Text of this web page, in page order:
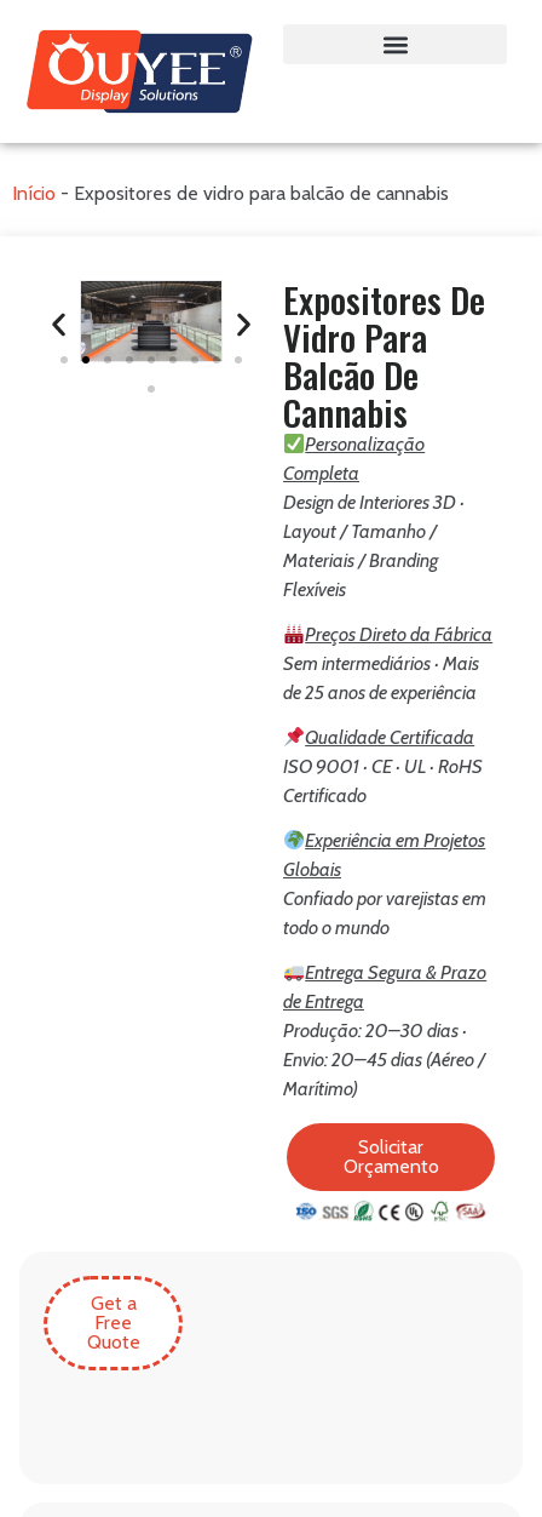
Início - Expositores de vidro para balcão de cannabis
Expositores De
Vidro Para
Balcão De
Cannabis
Personalização
Completa
Design de Interiores 3D ·
Layout / Tamanho /
Materiais / Branding
Flexíveis
Preços Direto da Fábrica
Sem intermediários · Mais
de 25 anos de experiência
Qualidade Certificada
ISO 9001 · CE · UL · RoHS
Certificado
Experiência em Projetos
Globais
Confiado por varejistas em
todo o mundo
Entrega Segura & Prazo
de Entrega
Produção: 20–30 dias ·
Envio: 20–45 dias (Aéreo /
Marítimo)
Solicitar
Orçamento
Get a
Free
Quote